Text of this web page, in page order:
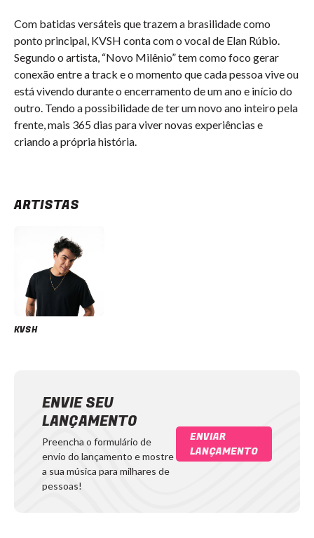
Com batidas versáteis que trazem a brasilidade como
ponto principal, KVSH conta com o vocal de Elan Rúbio.
Segundo o artista, “Novo Milênio” tem como foco gerar
conexão entre a track e o momento que cada pessoa vive ou
está vivendo durante o encerramento de um ano e início do
outro. Tendo a possibilidade de ter um novo ano inteiro pela
frente, mais 365 dias para viver novas experiências e
criando a própria história.
ARTISTAS
KVSH
ENVIE SEU
LANÇAMENTO
Preencha o formulário de
envio do lançamento e mostre
a sua música para milhares de
pessoas!
ENVIAR
LANÇAMENTO